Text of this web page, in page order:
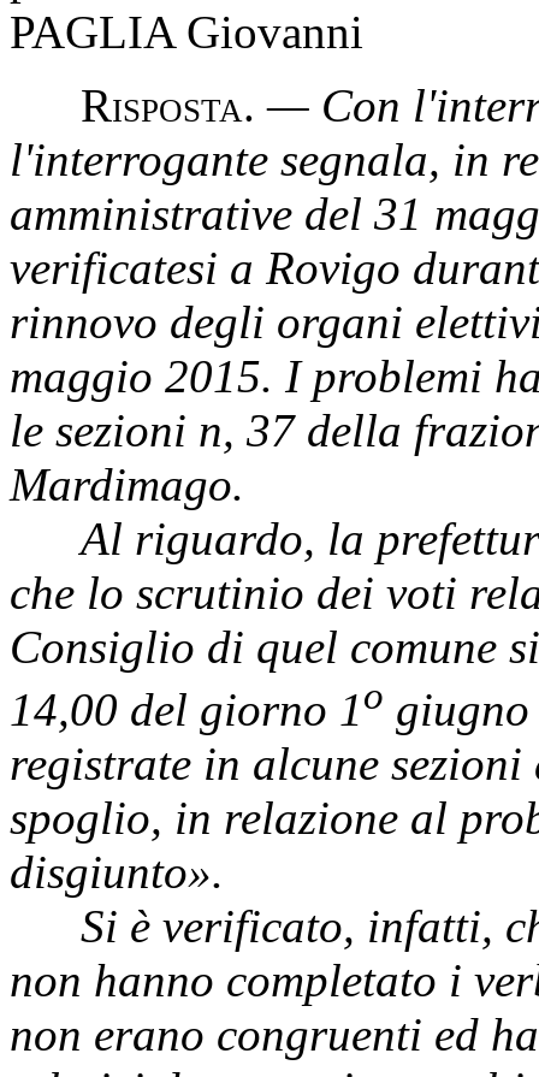
PAGLIA Giovanni
Risposta.— Con
l'interrogante segnala, in
amministrative del 31
verificatesi a Rovigo
rinnovo degli organi
maggio 2015. I problemi
le sezioni n, 37 della
Mardimago.
Al riguardo, la
che lo scrutinio dei voti
Consiglio di quel comune
14,00 del giorno 1o
registrate in alcune
spoglio, in relazione al
disgiunto».
Si è verificato, infatti,
non hanno completato i
non erano congruenti ed